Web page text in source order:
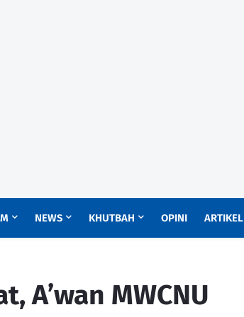
NEWS KHUTBAH OPINI ARTIKEL
A’wan MWCNU